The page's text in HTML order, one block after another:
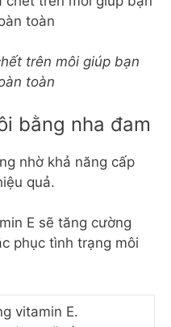
trên môi giúp bạn
toàn
bằng nha đam
nhờ khả năng cấp
quả.
E sẽ tăng cường
phục tình trạng môi
vitamin E.